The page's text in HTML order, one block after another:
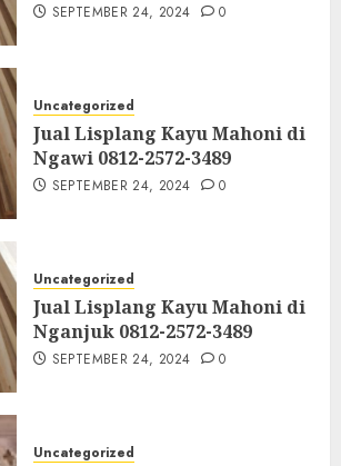
SEPTEMBER 24, 2024 0
Uncategorized
Jual Lisplang Kayu Mahoni di
Ngawi 0812-2572-3489
SEPTEMBER 24, 2024 0
Uncategorized
Jual Lisplang Kayu Mahoni di
Nganjuk 0812-2572-3489
SEPTEMBER 24, 2024 0
Uncategorized